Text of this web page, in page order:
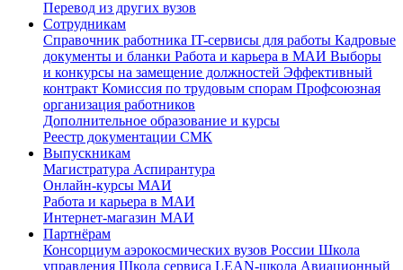
Перевод из других вузов
Сотрудникам
Cправочник работника IT-сервисы для работы Кадровые
документы и бланки Работа и карьера в МАИ Выборы
и конкурсы на замещение должностей Эффективный
контракт Комиссия по трудовым спорам Профсоюзная
организация работников
Дополнительное образование и курсы
Реестр документации СМК
Выпускникам
Магистратура Аспирантура
Онлайн-курсы МАИ
Работа и карьера в МАИ
Интернет-магазин МАИ
Партнёрам
Консорциум аэрокосмических вузов России Школа
управления Школа сервиса LEAN-школа Авиационный